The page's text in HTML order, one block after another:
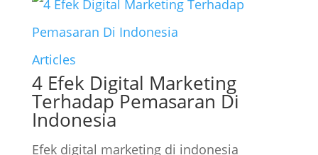
Articles
4 Efek Digital Marketing
Terhadap Pemasaran Di
Indonesia
Efek digital marketing di indonesia